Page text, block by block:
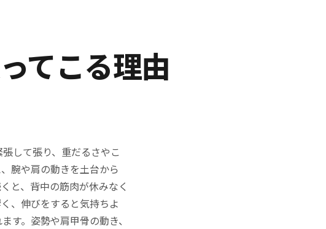
てこる理由
して張り、重だるさやこ
腕や肩の動きを土台から
と、背中の筋肉が休みなく
、伸びをすると気持ちよ
す。姿勢や肩甲骨の動き、